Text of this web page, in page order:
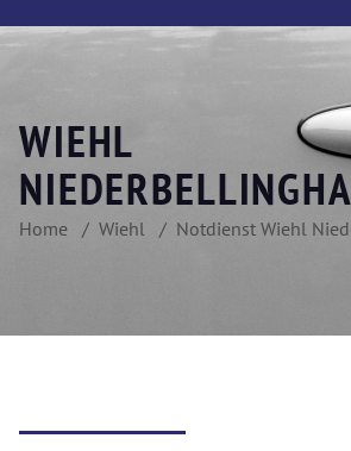
WIEHL
Home Wiehl Notdienst Wiehl